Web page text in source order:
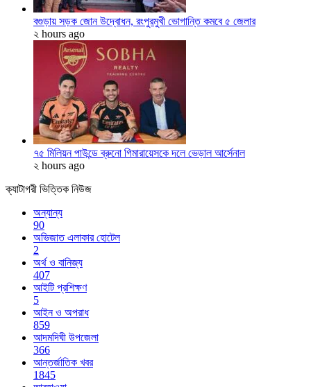
বগুড়ায় সড়ক জোন উদ্বোধন, রংপুরমুখী ভোগান্তি কমবে ৫ জেলার
২ hours ago
৭৫ মিলিয়ন পাউন্ডে ব্রুনো গিমারায়েসকে দলে ভেড়াল আর্সেনাল
২ hours ago
ক্যাটাগরী ভিত্তিক নিউজ
অন্যান্য
90
অভিজাত এলাকার হোটেল
2
অর্থ ও বানিজ্য
407
আইটি প্রশিক্ষণ
5
আইন ও অপরাধ
859
আদমদিঘী উপজেলা
366
আন্তর্জাতিক খবর
1845